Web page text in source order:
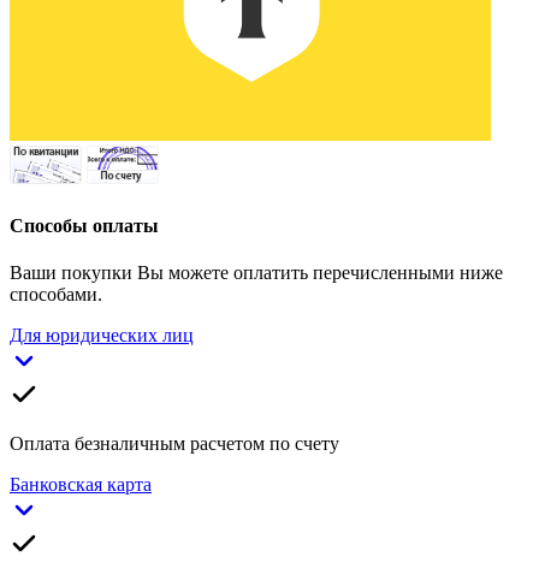
Способы оплаты
Ваши покупки Вы можете оплатить перечисленными ниже
способами.
Для юридических лиц
Оплата безналичным расчетом по счету
Банковская карта